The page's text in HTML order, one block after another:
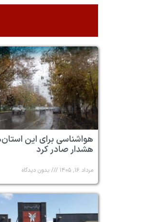
هواشناسی برای این
هشدار صادر کرد
مرداد ۱۶, ۱۴۰۵ بدون دیدگاه